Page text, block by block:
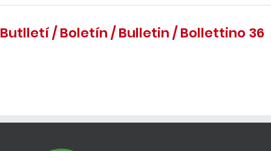
Butlletí / Boletín / Bulletin / Bollettino 36